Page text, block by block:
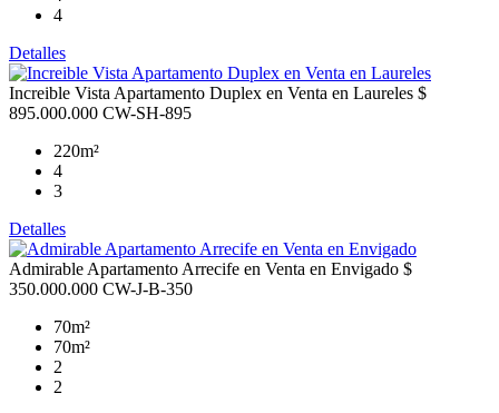
4
Detalles
Increible Vista Apartamento Duplex en Venta en Laureles $
895.000.000 CW-SH-895
220m²
4
3
Detalles
Admirable Apartamento Arrecife en Venta en Envigado $
350.000.000 CW-J-B-350
70m²
70m²
2
2